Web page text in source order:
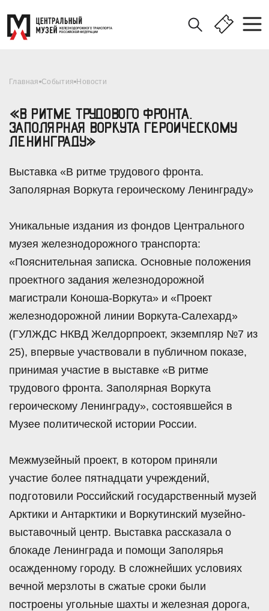
Главная События Новости
«В РИТМЕ ТРУДОВОГО ФРОНТА.
ЗАПОЛЯРНАЯ ВОРКУТА ГЕРОИЧЕСКОМУ
ЛЕНИНГРАДУ»
Выставка «В ритме трудового фронта.
Заполярная Воркута героическому Ленинграду»
Уникальные издания из фондов Центрального
музея железнодорожного транспорта:
«Пояснительная записка. Основные положения
проектного задания железнодорожной
магистрали Коноша-Воркута» и «Проект
железнодорожной линии Воркута-Салехард»
(ГУЛЖДС НКВД Желдорпроект, экземпляр №7 из
25), впервые участвовали в публичном показе,
принимая участие в выставке «В ритме
трудового фронта. Заполярная Воркута
героическому Ленинграду», состоявшейся в
Музее политической истории России.
Межмузейный проект, в котором приняли
участие более пятнадцати учреждений,
подготовили Российский государственный музей
Арктики и Антарктики и Воркутинский музейно-
выставочный центр. Выставка рассказала о
блокаде Ленинграда и помощи Заполярья
осажденному городу. В сложнейших условиях
вечной мерзлоты в сжатые сроки были
построены угольные шахты и железная дорога,